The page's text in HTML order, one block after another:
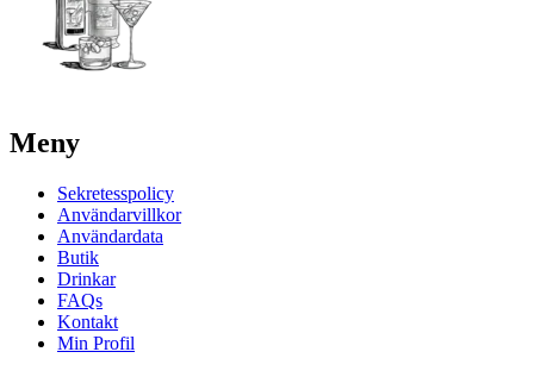
Meny
Sekretesspolicy
Användarvillkor
Användardata
Butik
Drinkar
FAQs
Kontakt
Min Profil